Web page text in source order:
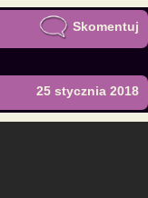
Skomentuj
25 stycznia 2018